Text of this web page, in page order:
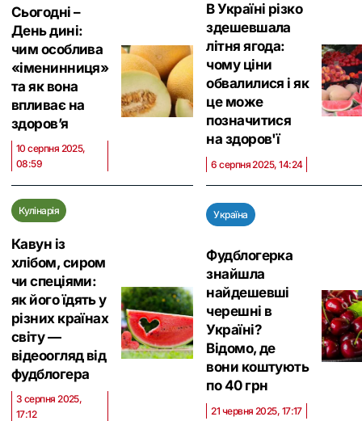
Сьогодні –
День дині:
чим особлива
«іменинниця»
та як вона
впливає на
здоров’я
10 серпня 2025,
08:59
В Україні різко
здешевшала
літня ягода:
чому ціни
обвалилися і як
це може
позначитися
на здоров'ї
6 серпня 2025, 14:24
Кулінарія
Кавун із
хлібом, сиром
чи спеціями:
як його їдять у
різних країнах
світу —
відеоогляд від
фудблогера
3 серпня 2025,
17:12
Україна
Фудблогерка
знайшла
найдешевші
черешні в
Україні?
Відомо, де
вони коштують
по 40 грн
21 червня 2025, 17:17